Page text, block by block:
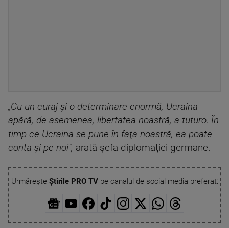
„Cu un curaj şi o determinare enormă, Ucraina
apără, de asemenea, libertatea noastră, a tuturo. În
timp ce Ucraina se pune în faţa noastră, ea poate
conta şi pe noi", arată şefa diplomaţiei germane.
Urmărește Știrile PRO TVpe canalul de social media preferat: